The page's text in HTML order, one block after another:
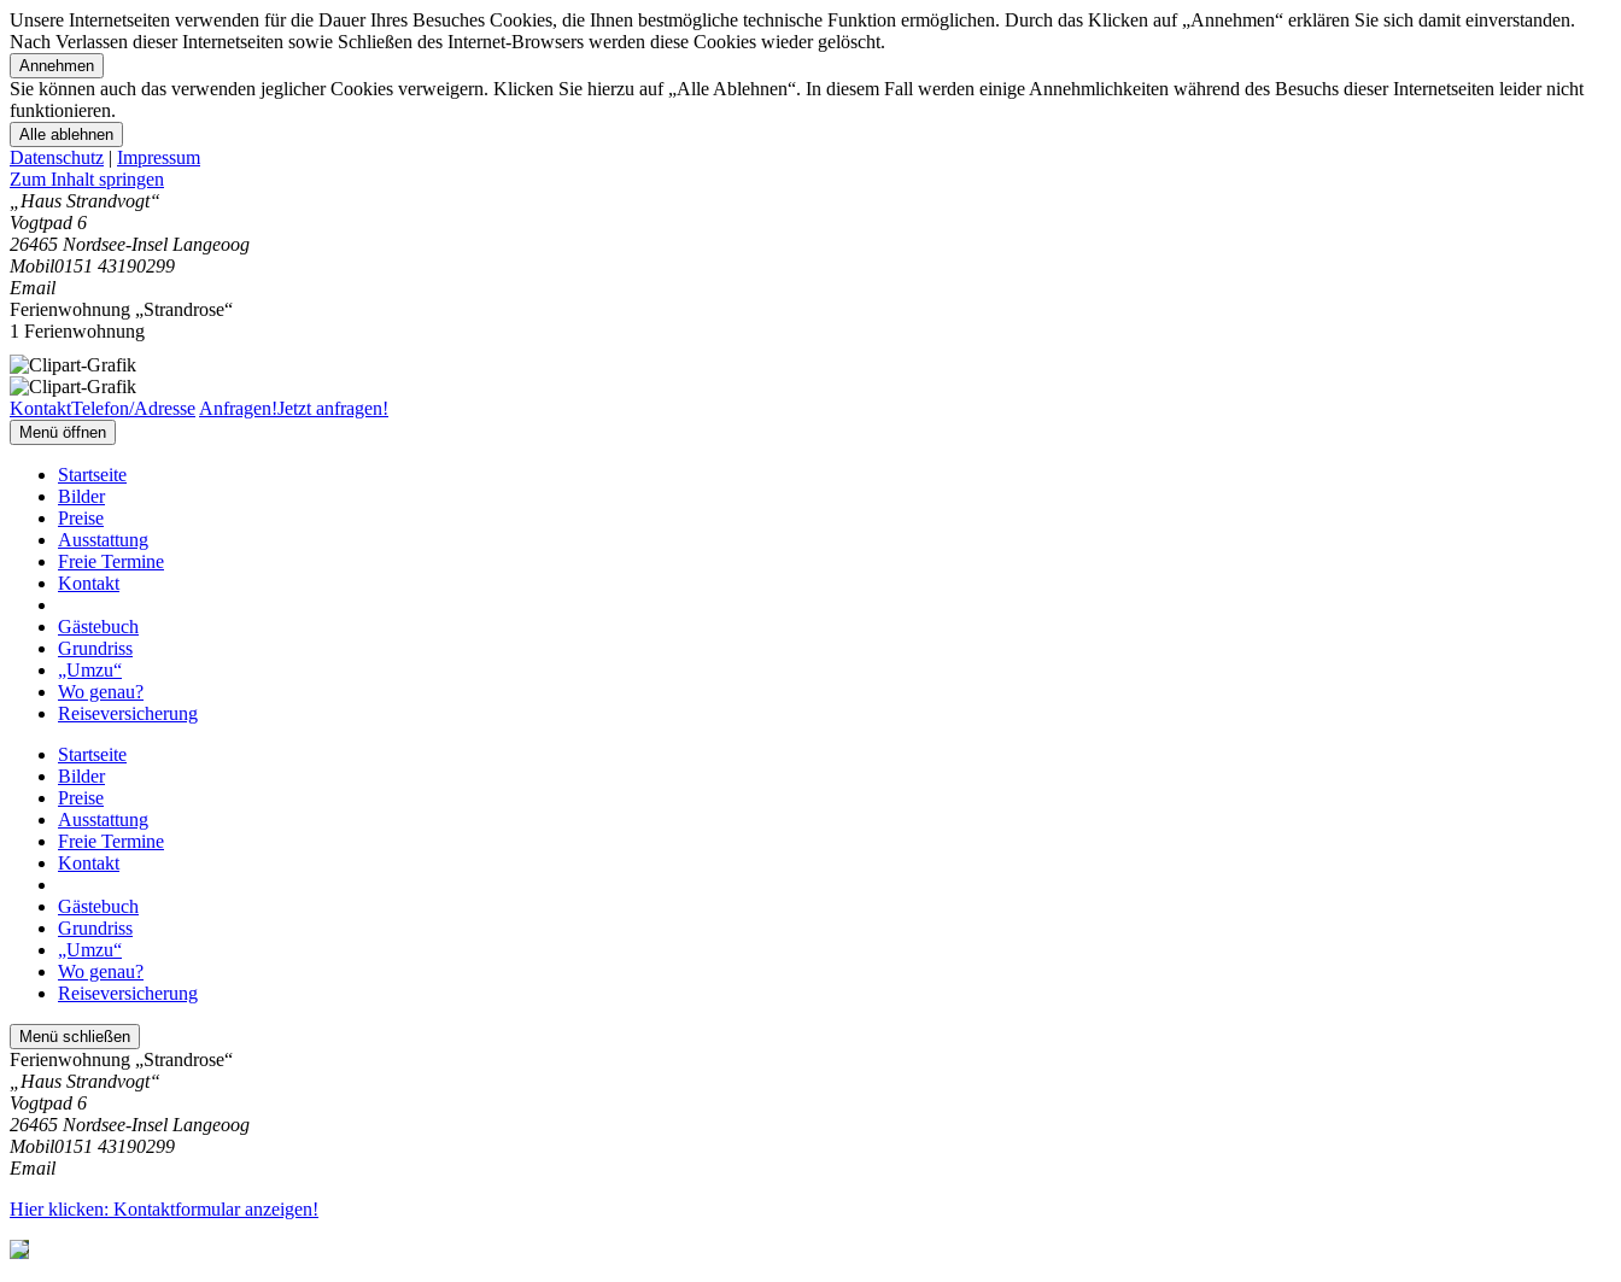
Unsere Internetseiten verwenden für die Dauer Ihres Besuches Cookies, die Ihnen bestmögliche technische Funktion ermöglichen. Durch das Klicken auf „Annehmen“ erklären Sie sich damit einverstanden.
Nach Verlassen dieser Internetseiten sowie Schließen des Internet-Browsers werden diese Cookies wieder gelöscht.
Annehmen
Sie können auch das verwenden jeglicher Cookies verweigern. Klicken Sie hierzu auf „Alle Ablehnen“. In diesem Fall werden einige Annehmlichkeiten während des Besuchs dieser Internetseiten leider nicht
funktionieren.
Alle ablehnen
Datenschutz | Impressum
Zum Inhalt springen
„Haus Strandvogt“
Vogtpad 6
26465 Nordsee-Insel Langeoog
Mobil0151 43190299
Email
Ferienwohnung „Strandrose“
1 Ferienwohnung
KontaktTelefon/Adresse Anfragen!Jetzt anfragen!
Menü öffnen
Startseite
Bilder
Preise
Ausstattung
Freie Termine
Kontakt
Gästebuch
Grundriss
„Umzu“
Wo genau?
Reiseversicherung
Startseite
Bilder
Preise
Ausstattung
Freie Termine
Kontakt
Gästebuch
Grundriss
„Umzu“
Wo genau?
Reiseversicherung
Menü schließen
Ferienwohnung „Strandrose“
„Haus Strandvogt“
Vogtpad 6
26465 Nordsee-Insel Langeoog
Mobil0151 43190299
Email
Hier klicken: Kontaktformular anzeigen!